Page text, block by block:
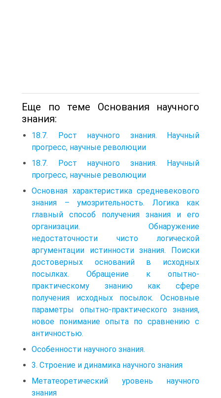
Еще по теме Основания научного
знания:
18.7. Рост научного знания. Научный
прогресс, научные революции
18.7. Рост научного знания. Научный
прогресс, научные революции
Основная характеристика средневекового
знания – умозрительность. Логика как
главный способ получения знания и его
организации. Обнаружение
недостаточности чисто логической
аргументации истинности знания. Поиски
достоверных оснований в исходных
посылках. Обращение к опытно-
практическому знанию как сфере
получения исходных посылок. Основные
параметры опытно-практического знания,
новое понимание опыта по сравнению с
античностью.
Особенности научного знания.
3. Строение и динамика научного знания
Метатеоретический уровень научного
знания